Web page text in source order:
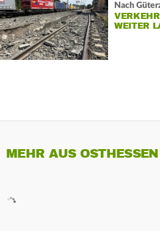
Nach
WEITER
MEHR AUS OSTHESSEN